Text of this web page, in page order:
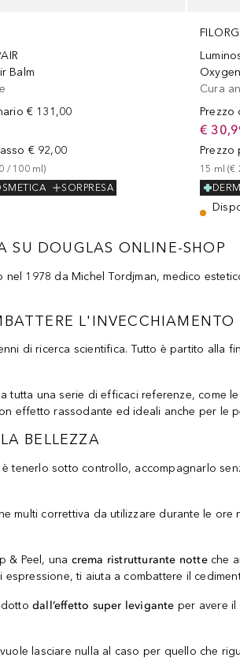
Balm
€ 131,00
€ 92,00
/ 100 ml)
SORPRESA
Cura
Prezzo
€
Prezzo
15 ml (€
SU DOUGLAS ONLINE-SHOP
1978 da Michel Tordjman, medico
L'INVECCHIAMENTO
di ricerca scientifica. Tutto è partito alla
tutta una serie di efficaci referenze, come le
effetto rassodante ed ideali anche per le
BELLEZZA
tenerlo sotto controllo, accompagnarlo
multi correttiva da utilizzare durante le
& Peel, una crema ristrutturante notteche
espressione, ti aiuta a combattere il
dall’effetto super levigante per avere il
lasciare nulla al caso per quello che